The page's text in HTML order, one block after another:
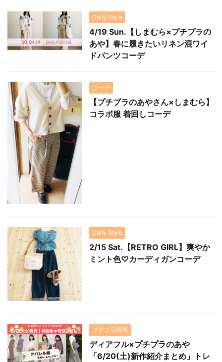
Daily Style
4/19 Sun.【しまむら×プチプラの
あや】春に履きたいリネン混ワイ
ドパンツコーデ
コーデ
【プチプラのあやさん×しまむら】
コラボ服 着回しコーデ
Daily Style
2/15 Sat.【RETRO GIRL】爽やか
ミント色♡カーディガンコーデ
プチプラ情報
ディアフル×プチプラのあや
「6/20(土)新作紹介まとめ」トレ